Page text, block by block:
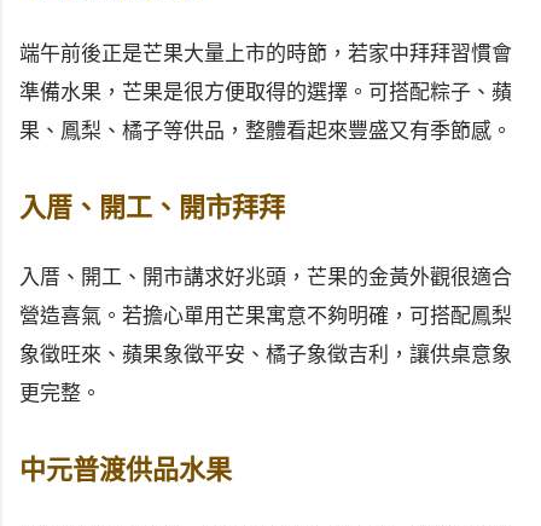
端午前後正是芒果大量上市的時節，若家中拜拜習慣會
準備水果，芒果是很方便取得的選擇。可搭配粽子、蘋
果、鳳梨、橘子等供品，整體看起來豐盛又有季節感。
入厝、開工、開市拜拜
入厝、開工、開市講求好兆頭，芒果的金黃外觀很適合
營造喜氣。若擔心單用芒果寓意不夠明確，可搭配鳳梨
象徵旺來、蘋果象徵平安、橘子象徵吉利，讓供桌意象
更完整。
中元普渡供品水果